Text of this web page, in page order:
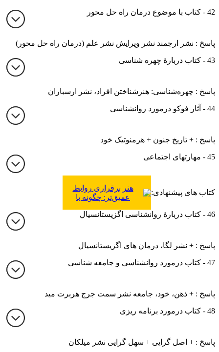
42 - کتاب با موضوع درمان راه حل محور
پاسخ : نشر ارجمند نشر ویرایش نشر علم (درمان راه حل محور)
43 - کتاب دربارۀ چهره شناسی
پاسخ : چهره‌شناسی: هنرشناختن افراد، نشر ارسباران
44 - آثار فوکو درمورد روانشناسی
پاسخ : + تاریخ جنون + هرمنوتیک خود
45 - مهارتهای اجتماعی
کتاب های پیشنهادی:
هنر برقراری روابط
عمیق‌تر: چگونه با
همکاران خود روابط
46 - کتاب دربارۀ روانشناسی اگزیستانسیال
پاسخ : + نشر لگا، درمان های اگزیستانسیال
47 - کتاب درمورد روانشناسی و جامعه شناسی
پاسخ : + ذهن، خود، جامعه نشر سمت جرج هربرت مید
48 - کتاب درمورد برنامه ریزی
پاسخ : + اصل گرایی + سهل گرایی نشر میلکان